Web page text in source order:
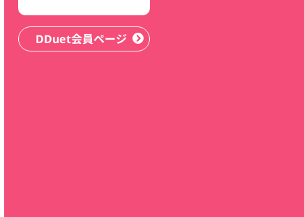
DDuet会員ページ